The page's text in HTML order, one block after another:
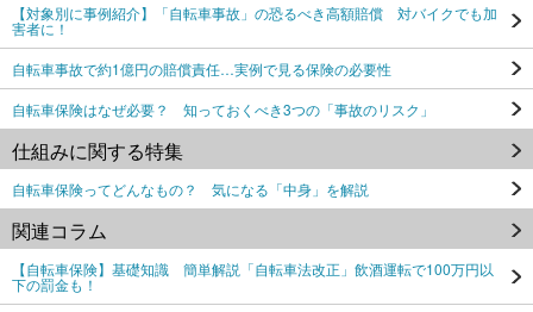
【対象別に事例紹介】「自転車事故」の恐るべき高額賠償 対バイクでも加
害者に！
自転車事故で約1億円の賠償責任…実例で見る保険の必要性
自転車保険はなぜ必要？ 知っておくべき3つの「事故のリスク」
仕組みに関する特集
自転車保険ってどんなもの？ 気になる「中身」を解説
関連コラム
【自転車保険】基礎知識 簡単解説「自転車法改正」飲酒運転で100万円以
下の罰金も！